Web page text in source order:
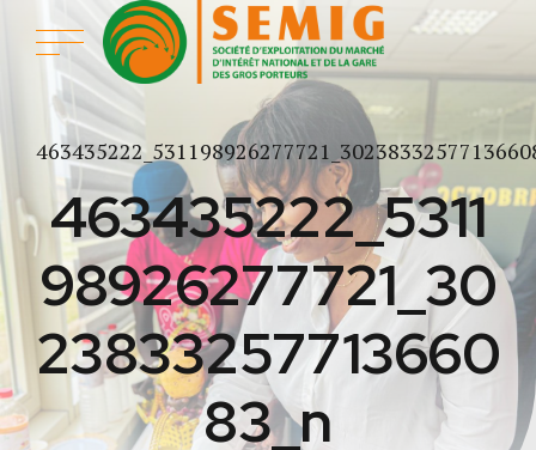
463435222_5311
98926277721_30
23833257713660
83_n